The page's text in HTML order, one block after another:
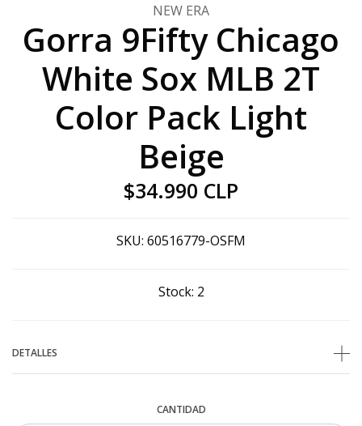
NEW ERA
Gorra 9Fifty Chicago
White Sox MLB 2T
Color Pack Light
Beige
$34.990 CLP
SKU: 60516779-OSFM
Stock: 2
DETALLES
CANTIDAD